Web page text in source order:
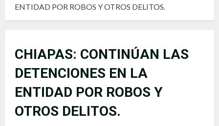
ENTIDAD POR ROBOS Y OTROS DELITOS.
CHIAPAS: CONTINÚAN LAS
DETENCIONES EN LA
ENTIDAD POR ROBOS Y
OTROS DELITOS.